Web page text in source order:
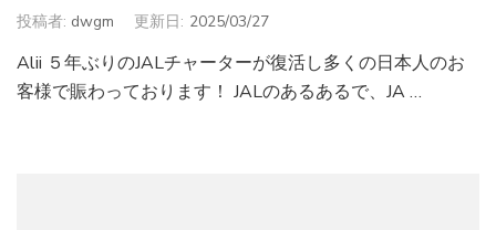
投稿者: dwgm 更新日: 2025/03/27
Alii ５年ぶりのJALチャーターが復活し多くの日本人のお
客様で賑わっております！ JALのあるあるで、JA …